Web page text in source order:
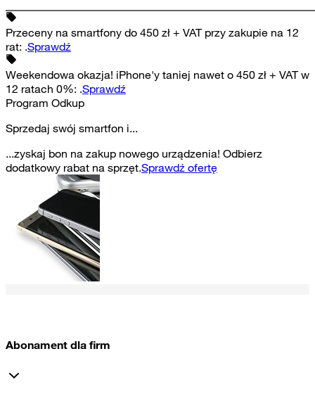
Przeceny na smartfony do 450 zł + VAT przy zakupie na 12
rat: .Sprawdź
Weekendowa okazja! iPhone'y taniej nawet o 450 zł + VAT w
12 ratach 0%: .Sprawdź
Program Odkup
Sprzedaj swój smartfon i...
...zyskaj bon na zakup nowego urządzenia! Odbierz
dodatkowy rabat na sprzęt.Sprawdź ofertę
Abonament dla firm